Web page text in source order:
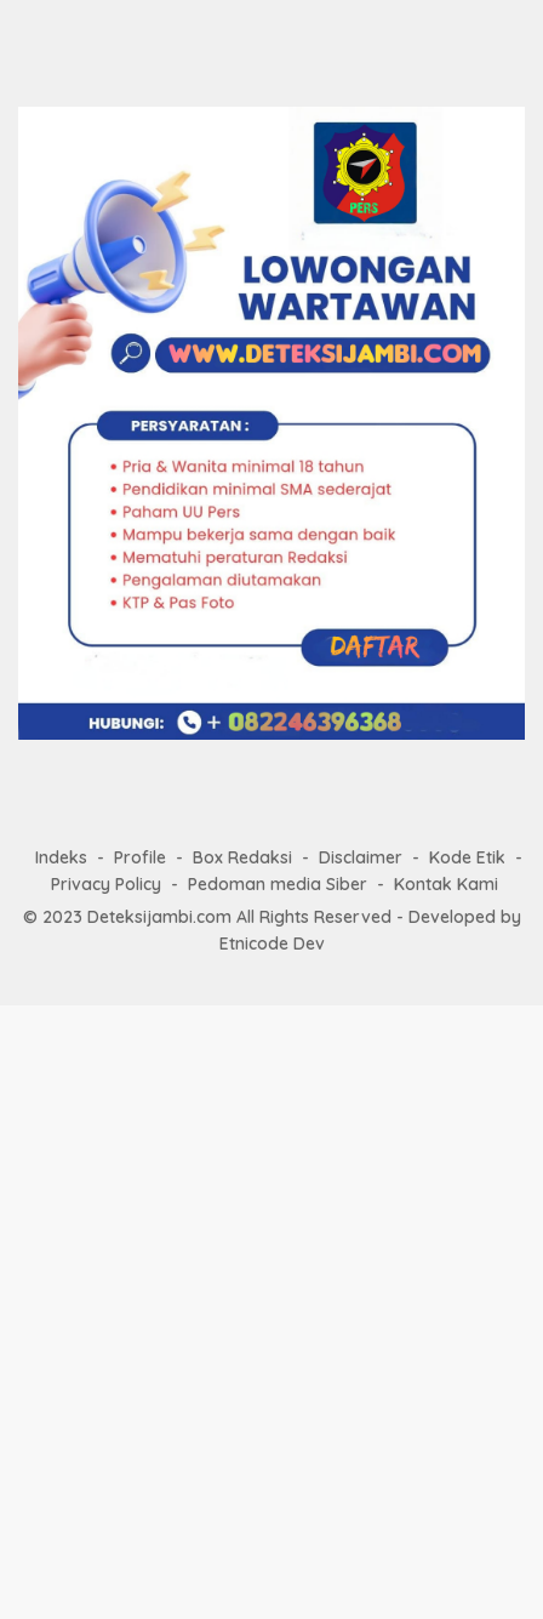
Indeks Profile Box Redaksi Disclaimer
Kode Etik
Privacy Policy
Pedoman media Siber
Kontak Kami
© 2023 Deteksijambi.com All Rights Reserved - Developed by
Etnicode Dev